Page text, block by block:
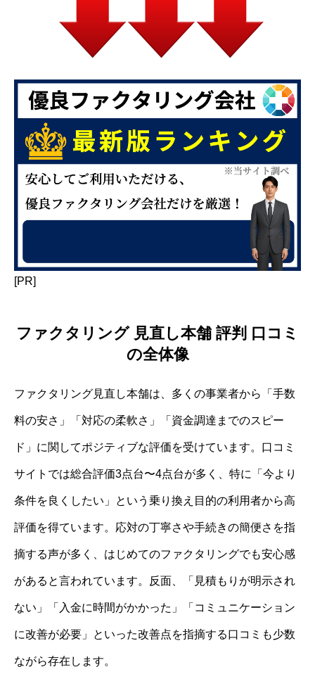
[PR]
ファクタリング 見直し本舗 評判 口コミ
の全体像
ファクタリング見直し本舗は、多くの事業者から「手数
料の安さ」「対応の柔軟さ」「資金調達までのスピー
ド」に関してポジティブな評価を受けています。口コミ
サイトでは総合評価3点台〜4点台が多く、特に「今より
条件を良くしたい」という乗り換え目的の利用者から高
評価を得ています。応対の丁寧さや手続きの簡便さを指
摘する声が多く、はじめてのファクタリングでも安心感
があると言われています。反面、「見積もりが明示され
ない」「入金に時間がかかった」「コミュニケーション
に改善が必要」といった改善点を指摘する口コミも少数
ながら存在します。